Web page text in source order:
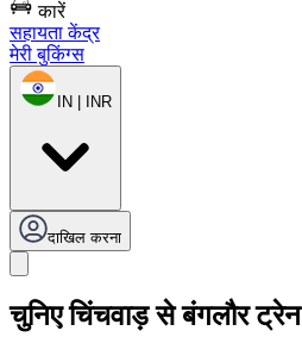
कारें
सहायता केंद्र
मेरी बुकिंग्स
IN | INR
दाखिल करना
चुनिए चिंचवाड़ से बंगलौर ट्रेन